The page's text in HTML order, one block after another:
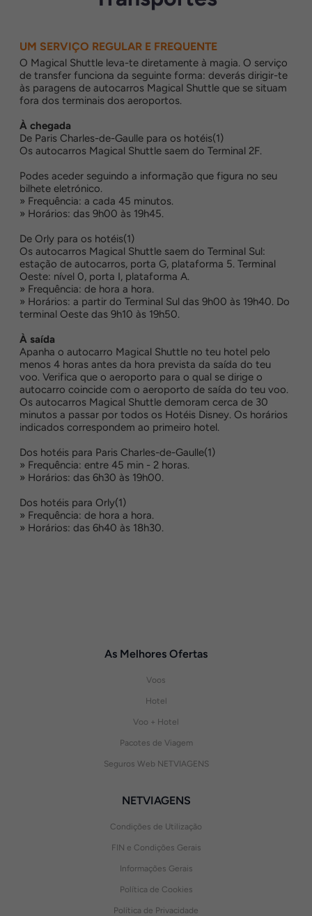
UM SERVIÇO REGULAR E FREQUENTE
O Magical Shuttle leva-te diretamente à magia. O serviço
de transfer funciona da seguinte forma: deverás dirigir-te
às paragens de autocarros Magical Shuttle que se situam
fora dos terminais dos aeroportos.
À chegada
De Paris Charles-de-Gaulle para os hotéis(1)
Os autocarros Magical Shuttle saem do Terminal 2F.
Podes aceder seguindo a informação que figura no seu
bilhete eletrónico.
» Frequência: a cada 45 minutos.
» Horários: das 9h00 às 19h45.
De Orly para os hotéis(1)
Os autocarros Magical Shuttle saem do Terminal Sul:
estação de autocarros, porta G, plataforma 5. Terminal
Oeste: nível 0, porta I, plataforma A.
» Frequência: de hora a hora.
» Horários: a partir do Terminal Sul das 9h00 às 19h40. Do
terminal Oeste das 9h10 às 19h50.
À saída
Apanha o autocarro Magical Shuttle no teu hotel pelo
menos 4 horas antes da hora prevista da saída do teu
voo. Verifica que o aeroporto para o qual se dirige o
autocarro coincide com o aeroporto de saída do teu voo.
Os autocarros Magical Shuttle demoram cerca de 30
minutos a passar por todos os Hotéis Disney. Os horários
indicados correspondem ao primeiro hotel.
Dos hotéis para Paris Charles-de-Gaulle(1)
» Frequência: entre 45 min - 2 horas.
» Horários: das 6h30 às 19h00.
Dos hotéis para Orly(1)
» Frequência: de hora a hora.
» Horários: das 6h40 às 18h30.
As Melhores Ofertas
Voos
Hotel
Voo + Hotel
Pacotes de Viagem
Seguros Web NETVIAGENS
NETVIAGENS
Condições de Utilização
FIN e Condições Gerais
Informações Gerais
Política de Cookies
Política de Privacidade